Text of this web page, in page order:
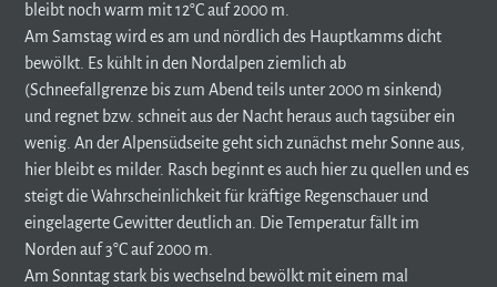
bleibt noch warm mit 12°C auf 2000 m.
Am Samstag wird es am und nördlich des Hauptkamms dicht
bewölkt. Es kühlt in den Nordalpen ziemlich ab
(Schneefallgrenze bis zum Abend teils unter 2000 m sinkend)
und regnet bzw. schneit aus der Nacht heraus auch tagsüber ein
wenig. An der Alpensüdseite geht sich zunächst mehr Sonne aus,
hier bleibt es milder. Rasch beginnt es auch hier zu quellen und es
steigt die Wahrscheinlichkeit für kräftige Regenschauer und
eingelagerte Gewitter deutlich an. Die Temperatur fällt im
Norden auf 3°C auf 2000 m.
Am Sonntag stark bis wechselnd bewölkt mit einem mal